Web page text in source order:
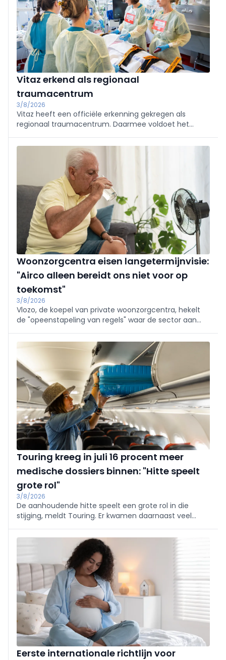
Vitaz erkend als regionaal
traumacentrum
3/8/2026
Vitaz heeft een officiële erkenning gekregen als
regionaal traumacentrum. Daarmee voldoet het
de opvang en behandeling van zwaargewonde
patiënten en wordt het een volwaardige partner
binnen het Antwerp Trauma Network (ATN).
Woonzorgcentra eisen langetermijnvisie:
"Airco alleen bereidt ons niet voor op
toekomst"
3/8/2026
Vlozo, de koepel van private woonzorgcentra, hekelt
de "opeenstapeling van regels" waar de sector aan
de Franstalige tegenhanger Femarbel voor een
modernisering van de erkennings- en
investeringskaders.
Touring kreeg in juli 16 procent meer
medische dossiers binnen: "Hitte speelt
grote rol"
3/8/2026
De aanhoudende hitte speelt een grote rol in die
stijging, meldt Touring. Er kwamen daarnaast veel
in het zuiden van Europa.
Eerste internationale richtlijn voor